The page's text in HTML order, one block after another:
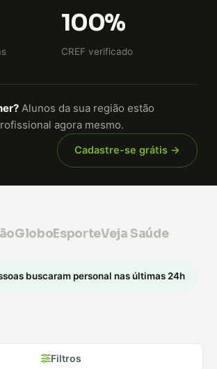
100%
CREF verificado
Alunos da sua região estão
agora mesmo.
Cadastre-se grátis →
GloboEsporteVeja Saúde
buscaram personal nas últimas 24h
Filtros